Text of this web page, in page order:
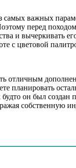
важных
перед
и вычеркивать
с цветовой
он был создан
собственную